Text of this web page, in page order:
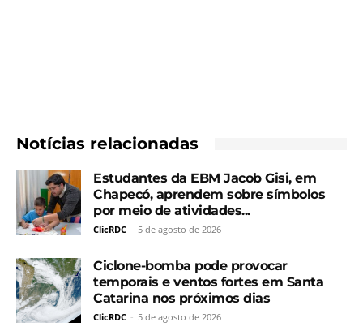
Notícias relacionadas
Estudantes da EBM Jacob Gisi, em
Chapecó, aprendem sobre símbolos
por meio de atividades...
ClicRDC - 5 de agosto de 2026
Ciclone-bomba pode provocar
temporais e ventos fortes em Santa
Catarina nos próximos dias
ClicRDC - 5 de agosto de 2026